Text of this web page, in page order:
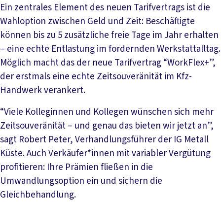
Ein zentrales Element des neuen Tarifvertrags ist die
Wahloption zwischen Geld und Zeit: Beschäftigte
können bis zu 5 zusätzliche freie Tage im Jahr erhalten
– eine echte Entlastung im fordernden Werkstattalltag.
Möglich macht das der neue Tarifvertrag “WorkFlex+”,
der erstmals eine echte Zeitsouveränität im Kfz-
Handwerk verankert.
“Viele Kolleginnen und Kollegen wünschen sich mehr
Zeitsouveränität – und genau das bieten wir jetzt an”,
sagt Robert Peter, Verhandlungsführer der IG Metall
Küste. Auch Verkäufer*innen mit variabler Vergütung
profitieren: Ihre Prämien fließen in die
Umwandlungsoption ein und sichern die
Gleichbehandlung.